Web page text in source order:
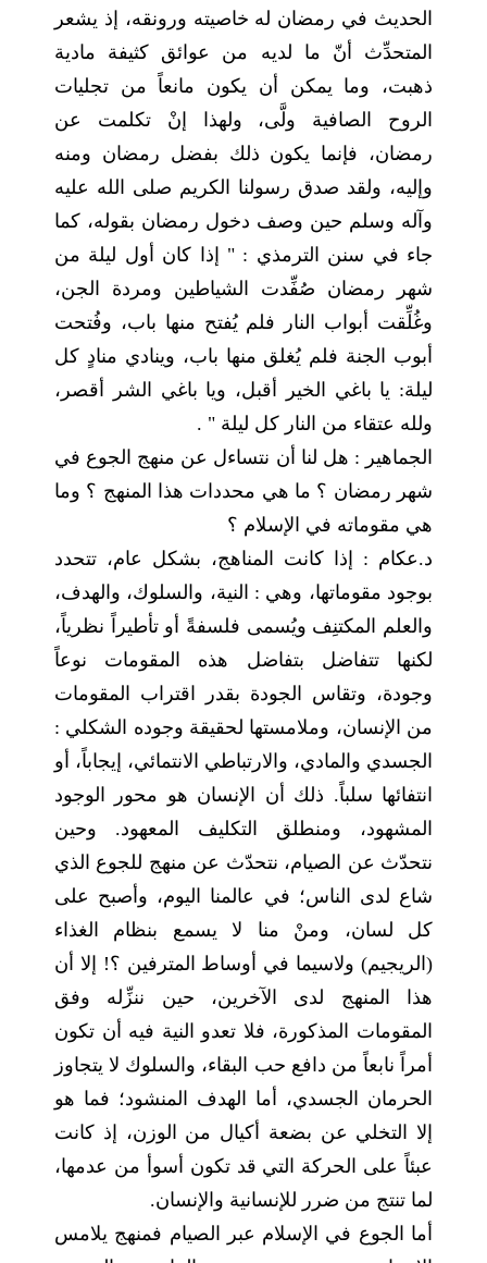
الحديث في رمضان له خاصيته ورونقه، إذ يشعر
المتحدِّث أنّ ما لديه من عوائق كثيفة مادية
ذهبت، وما يمكن أن يكون مانعاً من تجليات
الروح الصافية ولَّى، ولهذا إنْ تكلمت عن
رمضان، فإنما يكون ذلك بفضل رمضان ومنه
وإليه، ولقد صدق رسولنا الكريم صلى الله عليه
وآله وسلم حين وصف دخول رمضان بقوله، كما
جاء في سنن الترمذي : " إذا كان أول ليلة من
شهر رمضان صُفِّدت الشياطين ومردة الجن،
وغُلِّقت أبواب النار فلم يُفتح منها باب، وفُتحت
أبوب الجنة فلم يُغلق منها باب، وينادي منادٍ كل
ليلة: يا باغي الخير أقبل، ويا باغي الشر أقصر،
ولله عتقاء من النار كل ليلة " .
الجماهير : هل لنا أن نتساءل عن منهج الجوع في
شهر رمضان ؟ ما هي محددات هذا المنهج ؟ وما
هي مقوماته في الإسلام ؟
د.عكام : إذا كانت المناهج، بشكل عام، تتحدد
بوجود مقوماتها، وهي : النية، والسلوك، والهدف،
والعلم المكتنِف ويُسمى فلسفةً أو تأطيراً نظرياً،
لكنها تتفاضل بتفاضل هذه المقومات نوعاً
وجودة، وتقاس الجودة بقدر اقتراب المقومات
من الإنسان، وملامستها لحقيقة وجوده الشكلي :
الجسدي والمادي، والارتباطي الانتمائي، إيجاباً، أو
انتفائها سلباً. ذلك أن الإنسان هو محور الوجود
المشهود، ومنطلق التكليف المعهود. وحين
نتحدّث عن الصيام، نتحدّث عن منهج للجوع الذي
شاع لدى الناس؛ في عالمنا اليوم، وأصبح على
كل لسان، ومنْ منا لا يسمع بنظام الغذاء
(الريجيم) ولاسيما في أوساط المترفين ؟! إلا أن
هذا المنهج لدى الآخرين، حين ننزِّله وفق
المقومات المذكورة، فلا تعدو النية فيه أن تكون
أمراً نابعاً من دافع حب البقاء، والسلوك لا يتجاوز
الحرمان الجسدي، أما الهدف المنشود؛ فما هو
إلا التخلي عن بضعة أكيال من الوزن، إذ كانت
عبئاً على الحركة التي قد تكون أسوأ من عدمها،
لما تنتج من ضرر للإنسانية والإنسان.
أما الجوع في الإسلام عبر الصيام فمنهج يلامس